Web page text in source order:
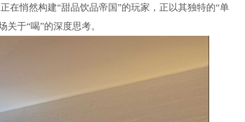
在悄然构建“甜品饮品帝国”的玩家，正以其独特的“单
于“喝”的深度思考。